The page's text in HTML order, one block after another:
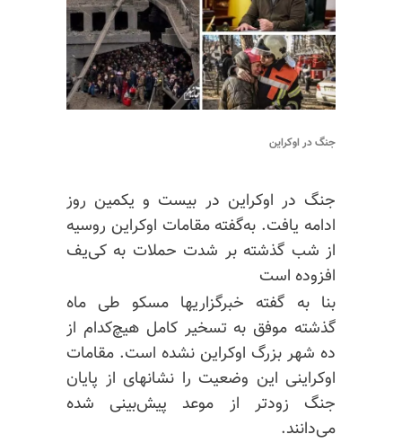
جنگ در اوکراین
جنگ در اوکراین در بیست و یکمین روز
ادامه یافت. به‌گفته مقامات اوکراین روسیه
از شب گذشته بر شدت حملات به کی‌یف
افزوده است
بنا به گفته خبرگزاریها مسکو طی ماه
گذشته موفق به تسخیر کامل هیچ‌کدام از
ده شهر بزرگ اوکراین نشده است. مقامات
اوکراینی این وضعیت را نشانهای از پایان
جنگ زودتر از موعد پیش‌بینی شده
می‌دانند.